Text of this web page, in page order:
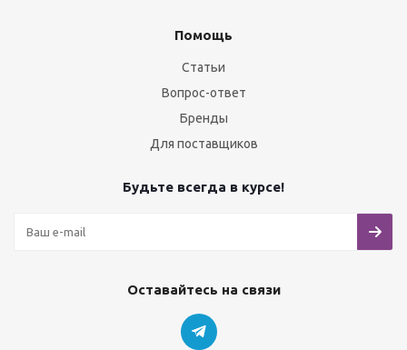
Помощь
Статьи
Вопрос-ответ
Бренды
Для поставщиков
Будьте всегда в курсе!
Оставайтесь на связи